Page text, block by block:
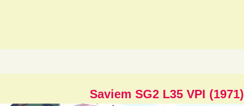
Saviem SG2 L35 VPI (1971)